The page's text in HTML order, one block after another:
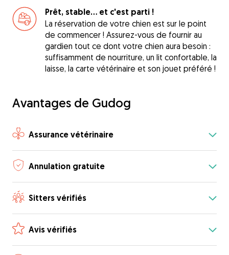
Prêt, stable... et c'est parti !
La réservation de votre chien est sur le point
de commencer ! Assurez-vous de fournir au
gardien tout ce dont votre chien aura besoin :
suffisamment de nourriture, un lit confortable, la
laisse, la carte vétérinaire et son jouet préféré !
Avantages de Gudog
Assurance vétérinaire
Annulation gratuite
Sitters vérifiés
Avis vérifiés